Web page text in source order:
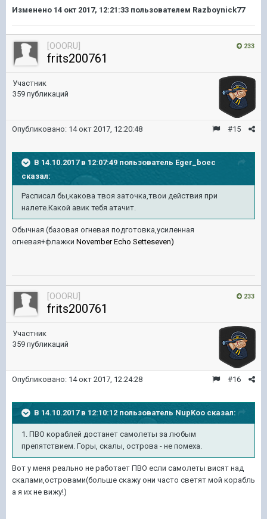
Изменено 14 окт 2017, 12:21:33 пользователем Razboynick77
233
[OOORU]
frits200761
Участник
359 публикаций
#15
Опубликовано: 14 окт 2017, 12:20:48
В 14.10.2017 в 12:07:49 пользователь Eger_boec
сказал:
Расписал бы,какова твоя заточка,твои действия при
налете.Какой авик тебя атачит.
Обычная (базовая огневая подготовка,усиленная
огневая+флажки November Echo Setteseven)
233
[OOORU]
frits200761
Участник
359 публикаций
#16
Опубликовано: 14 окт 2017, 12:24:28
В 14.10.2017 в 12:10:12 пользователь NupKoo сказал:
1. ПВО кораблей достанет самолеты за любым
препятствием. Горы, скалы, острова - не помеха.
Вот у меня реально не работает ПВО если самолеты висят над
скалами,островами(больше скажу они часто светят мой корабль
а я их не вижу!)